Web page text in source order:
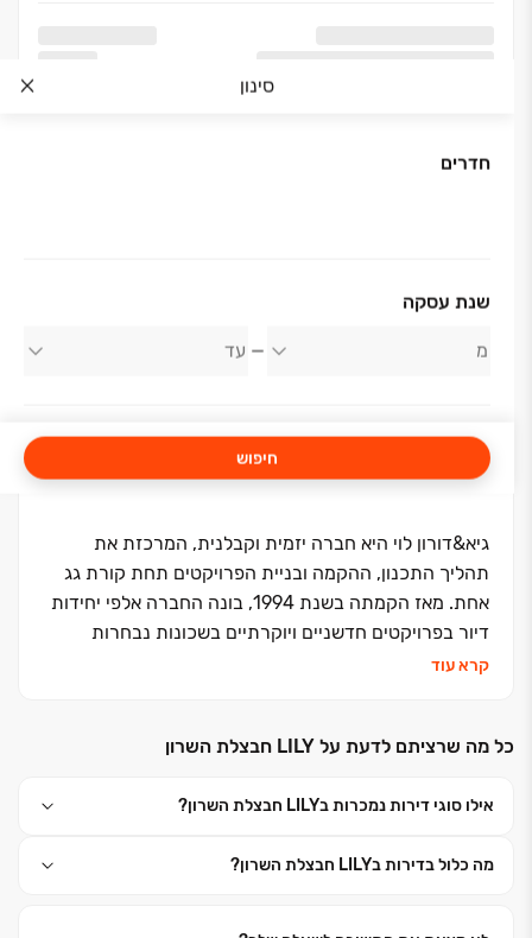
סינון
חדרים
שנת עסקה
חיפוש
אודות החברה
גיא - דורון לוי
גיא&דורון לוי היא חברה יזמית וקבלנית, המרכזת את
תהליך התכנון, ההקמה ובניית הפרויקטים תחת קורת גג
אחת. מאז הקמתה בשנת 1994, בונה החברה אלפי יחידות
דיור בפרויקטים חדשניים ויוקרתיים בשכונות נבחרות
בערים כמו תל אביב, רעננה – שכונת נווה זמר, כפר סבא
טכנולוגיות בנייה מתקדמות, בהתאם לתקנים בינלאומיים
את מיטב המשאבים לצורכי תכנון, עיצוב, בחירת חומרים
המענה החכם והשקיפות המוחלטת הם ערכיה המרכזיים
קרא עוד
כל מה שרציתם לדעת על LILY חבצלת השרון
אילו סוגי דירות נמכרות בLILY חבצלת השרון?
מה כלול בדירות בLILY חבצלת השרון?